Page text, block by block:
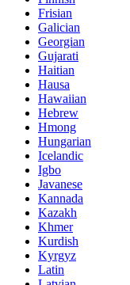
Frisian
Galician
Georgian
Gujarati
Haitian
Hausa
Hawaiian
Hebrew
Hmong
Hungarian
Icelandic
Igbo
Javanese
Kannada
Kazakh
Khmer
Kurdish
Kyrgyz
Latin